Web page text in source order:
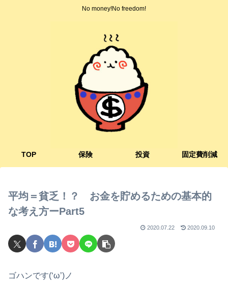
No money!No freedom!
TOP 保険 投資 固定費削減
平均＝貧乏！？ お金を貯めるための基本的
な考え方ーPart5
2020.07.22 2020.09.10
ゴハンです(‘ω’)ノ